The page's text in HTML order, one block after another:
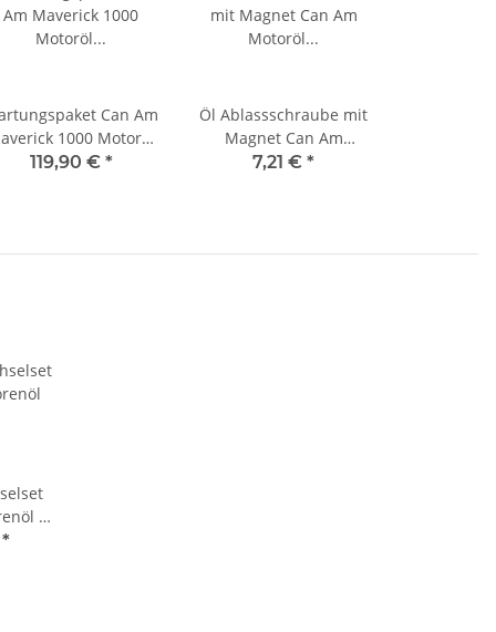
Can Am
1000 Motoröl
L + Ölfilter
119,90 € *
Öl Ablassschraube mit
Magnet Can Am
Motoröl
7,21 € *
+
*